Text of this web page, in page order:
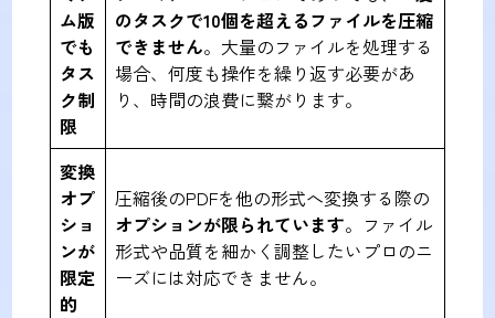
ム版
でも
タス
ク制
限
のタスクで10個を超えるファイルを圧縮
できません。大量のファイルを処理する
場合、何度も操作を繰り返す必要があ
り、時間の浪費に繋がります。
変換
オプ
ショ
ンが
限定
的
圧縮後のPDFを他の形式へ変換する際の
オプションが限られています。ファイル
形式や品質を細かく調整したいプロのニ
ーズには対応できません。